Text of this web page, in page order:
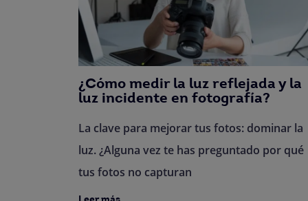
¿Cómo medir la luz reflejada y la
luz incidente en fotografía?
La clave para mejorar tus fotos: dominar la
luz. ¿Alguna vez te has preguntado por qué
tus fotos no capturan